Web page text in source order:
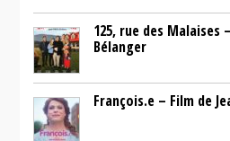
125, rue des Malaises
Bélanger
François.e – Film de